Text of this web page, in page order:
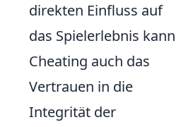
direkten Einfluss auf
das Spielerlebnis kann
Cheating auch das
Vertrauen in die
Integrität der